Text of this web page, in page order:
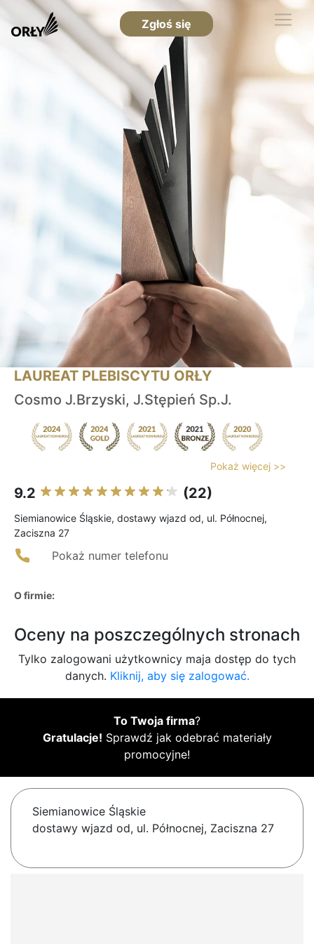
Zgłoś się
LAUREAT PLEBISCYTU ORŁY
Cosmo J.Brzyski, J.Stępień Sp.J.
Pokaż więcej >>
9.2 (22)
Siemianowice Śląskie, dostawy wjazd od, ul. Północnej,
Zaciszna 27
Pokaż numer telefonu
O firmie:
Oceny na poszczególnych stronach
Tylko zalogowani użytkownicy maja dostęp do tych
danych. Kliknij, aby się zalogować.
To Twoja firma?
Gratulacje! Sprawdź jak odebrać materiały
promocyjne!
Siemianowice Śląskie
dostawy wjazd od, ul. Północnej, Zaciszna 27